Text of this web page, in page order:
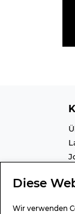
Diese
Wir verwenden